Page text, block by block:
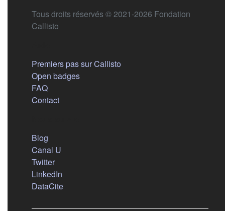
Tous droits réservés © 2021-2026 Fondation
Callisto
Premiers pas sur Callisto
Open badges
FAQ
Contact
Blog
Canal U
Twitter(s'ouvre dans un nouvel onglet)
LinkedIn
DataCite(s'ouvre dans un nouvel onglet)